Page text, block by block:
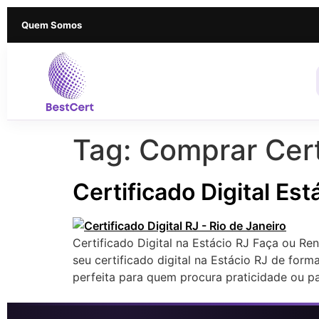
Quem Somos
Tag: Comprar
Certificado Digital
Certificado Digital na Estácio RJ Faça ou
seu certificado digital na Estácio RJ de
perfeita para quem procura praticidade ou